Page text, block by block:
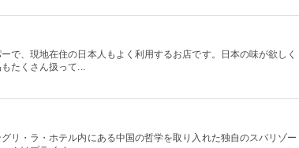
で、現地在住の日本人もよく利用するお店です。日本の味が欲しく
たくさん扱って...
リ・ラ・ホテル内にある中国の哲学を取り入れた独自のスパリゾー